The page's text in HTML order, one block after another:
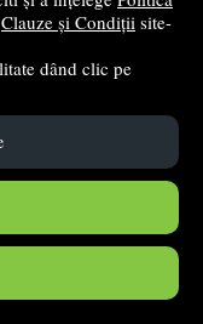
Clauze și Condiții site-
dând clic pe